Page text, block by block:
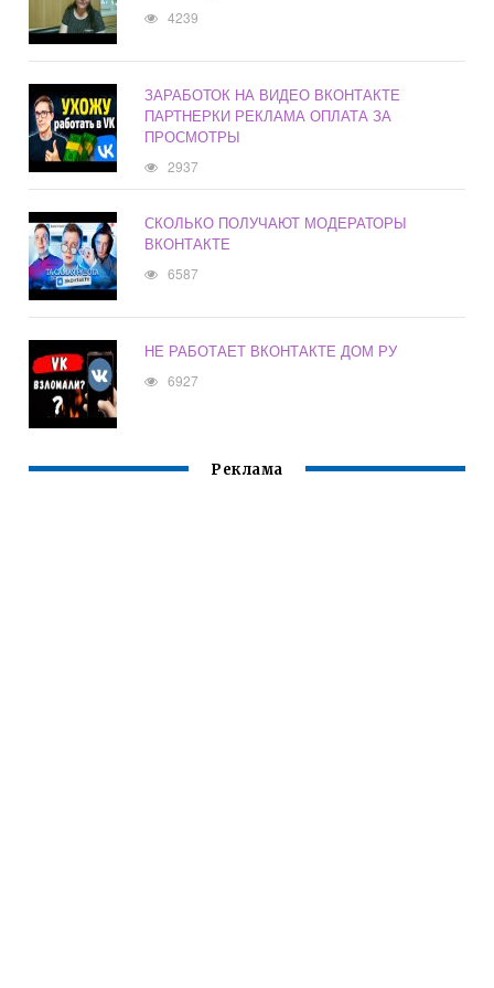
4239
ЗАРАБОТОК НА ВИДЕО ВКОНТАКТЕ
ПАРТНЕРКИ РЕКЛАМА ОПЛАТА ЗА
ПРОСМОТРЫ
2937
СКОЛЬКО ПОЛУЧАЮТ МОДЕРАТОРЫ
ВКОНТАКТЕ
6587
НЕ РАБОТАЕТ ВКОНТАКТЕ ДОМ РУ
6927
Реклама